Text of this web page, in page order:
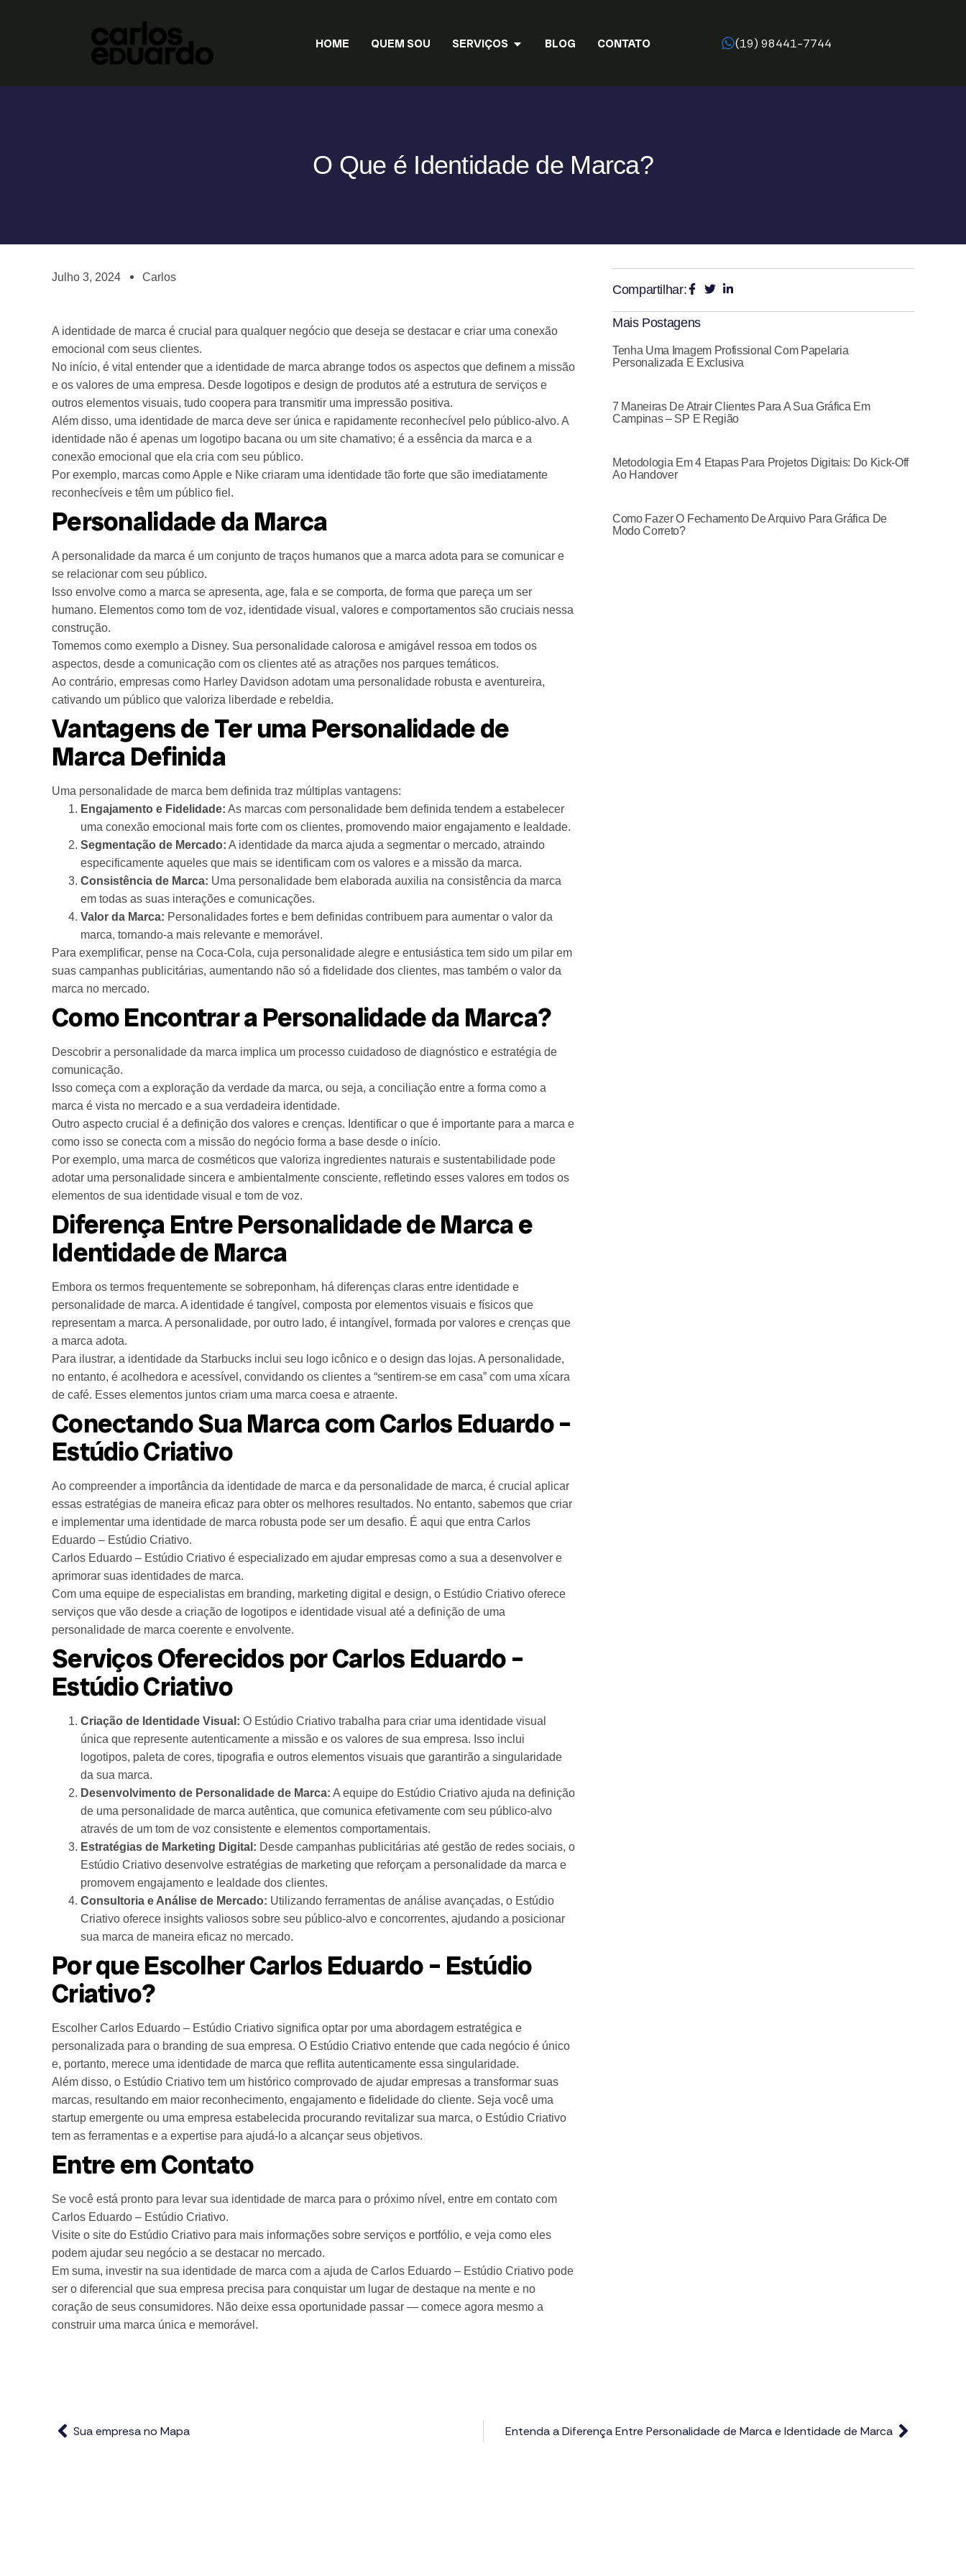
HOME QUEM SOU SERVIÇOS BLOG CONTATO (19) 98441-7744
O Que é Identidade de Marca?
Julho 3, 2024 Carlos
A identidade de marca é crucial para qualquer negócio que deseja se destacar e criar uma conexão
emocional com seus clientes.
No início, é vital entender que a identidade de marca abrange todos os aspectos que definem a missão
e os valores de uma empresa. Desde logotipos e design de produtos até a estrutura de serviços e
outros elementos visuais, tudo coopera para transmitir uma impressão positiva.
Além disso, uma identidade de marca deve ser única e rapidamente reconhecível pelo público-alvo. A
identidade não é apenas um logotipo bacana ou um site chamativo; é a essência da marca e a
conexão emocional que ela cria com seu público.
Por exemplo, marcas como Apple e Nike criaram uma identidade tão forte que são imediatamente
reconhecíveis e têm um público fiel.
Personalidade da Marca
A personalidade da marca é um conjunto de traços humanos que a marca adota para se comunicar e
se relacionar com seu público.
Isso envolve como a marca se apresenta, age, fala e se comporta, de forma que pareça um ser
humano. Elementos como tom de voz, identidade visual, valores e comportamentos são cruciais nessa
construção.
Tomemos como exemplo a Disney. Sua personalidade calorosa e amigável ressoa em todos os
aspectos, desde a comunicação com os clientes até as atrações nos parques temáticos.
Ao contrário, empresas como Harley Davidson adotam uma personalidade robusta e aventureira,
cativando um público que valoriza liberdade e rebeldia.
Vantagens de Ter uma Personalidade de
Marca Definida
Uma personalidade de marca bem definida traz múltiplas vantagens:
Engajamento e Fidelidade: As marcas com personalidade bem definida tendem a estabelecer
uma conexão emocional mais forte com os clientes, promovendo maior engajamento e lealdade.
Segmentação de Mercado: A identidade da marca ajuda a segmentar o mercado, atraindo
especificamente aqueles que mais se identificam com os valores e a missão da marca.
Consistência de Marca: Uma personalidade bem elaborada auxilia na consistência da marca
em todas as suas interações e comunicações.
Valor da Marca: Personalidades fortes e bem definidas contribuem para aumentar o valor da
marca, tornando-a mais relevante e memorável.
Para exemplificar, pense na Coca-Cola, cuja personalidade alegre e entusiástica tem sido um pilar em
suas campanhas publicitárias, aumentando não só a fidelidade dos clientes, mas também o valor da
marca no mercado.
Como Encontrar a Personalidade da Marca?
Descobrir a personalidade da marca implica um processo cuidadoso de diagnóstico e estratégia de
comunicação.
Isso começa com a exploração da verdade da marca, ou seja, a conciliação entre a forma como a
marca é vista no mercado e a sua verdadeira identidade.
Outro aspecto crucial é a definição dos valores e crenças. Identificar o que é importante para a marca e
como isso se conecta com a missão do negócio forma a base desde o início.
Por exemplo, uma marca de cosméticos que valoriza ingredientes naturais e sustentabilidade pode
adotar uma personalidade sincera e ambientalmente consciente, refletindo esses valores em todos os
elementos de sua identidade visual e tom de voz.
Diferença Entre Personalidade de Marca e
Identidade de Marca
Embora os termos frequentemente se sobreponham, há diferenças claras entre identidade e
personalidade de marca. A identidade é tangível, composta por elementos visuais e físicos que
representam a marca. A personalidade, por outro lado, é intangível, formada por valores e crenças que
a marca adota.
Para ilustrar, a identidade da Starbucks inclui seu logo icônico e o design das lojas. A personalidade,
no entanto, é acolhedora e acessível, convidando os clientes a “sentirem-se em casa” com uma xícara
de café. Esses elementos juntos criam uma marca coesa e atraente.
Conectando Sua Marca com Carlos Eduardo –
Estúdio Criativo
Ao compreender a importância da identidade de marca e da personalidade de marca, é crucial aplicar
essas estratégias de maneira eficaz para obter os melhores resultados. No entanto, sabemos que criar
e implementar uma identidade de marca robusta pode ser um desafio. É aqui que entra Carlos
Eduardo – Estúdio Criativo.
Carlos Eduardo – Estúdio Criativo é especializado em ajudar empresas como a sua a desenvolver e
aprimorar suas identidades de marca.
Com uma equipe de especialistas em branding, marketing digital e design, o Estúdio Criativo oferece
serviços que vão desde a criação de logotipos e identidade visual até a definição de uma
personalidade de marca coerente e envolvente.
Serviços Oferecidos por Carlos Eduardo –
Estúdio Criativo
Criação de Identidade Visual: O Estúdio Criativo trabalha para criar uma identidade visual
única que represente autenticamente a missão e os valores de sua empresa. Isso inclui
logotipos, paleta de cores, tipografia e outros elementos visuais que garantirão a singularidade
da sua marca.
Desenvolvimento de Personalidade de Marca: A equipe do Estúdio Criativo ajuda na definição
de uma personalidade de marca autêntica, que comunica efetivamente com seu público-alvo
através de um tom de voz consistente e elementos comportamentais.
Estratégias de Marketing Digital: Desde campanhas publicitárias até gestão de redes sociais, o
Estúdio Criativo desenvolve estratégias de marketing que reforçam a personalidade da marca e
promovem engajamento e lealdade dos clientes.
Consultoria e Análise de Mercado: Utilizando ferramentas de análise avançadas, o Estúdio
Criativo oferece insights valiosos sobre seu público-alvo e concorrentes, ajudando a posicionar
sua marca de maneira eficaz no mercado.
Por que Escolher Carlos Eduardo – Estúdio
Criativo?
Escolher Carlos Eduardo – Estúdio Criativo significa optar por uma abordagem estratégica e
personalizada para o branding de sua empresa. O Estúdio Criativo entende que cada negócio é único
e, portanto, merece uma identidade de marca que reflita autenticamente essa singularidade.
Além disso, o Estúdio Criativo tem um histórico comprovado de ajudar empresas a transformar suas
marcas, resultando em maior reconhecimento, engajamento e fidelidade do cliente. Seja você uma
startup emergente ou uma empresa estabelecida procurando revitalizar sua marca, o Estúdio Criativo
tem as ferramentas e a expertise para ajudá-lo a alcançar seus objetivos.
Entre em Contato
Se você está pronto para levar sua identidade de marca para o próximo nível, entre em contato com
Carlos Eduardo – Estúdio Criativo.
Visite o site do Estúdio Criativo para mais informações sobre serviços e portfólio, e veja como eles
podem ajudar seu negócio a se destacar no mercado.
Em suma, investir na sua identidade de marca com a ajuda de Carlos Eduardo – Estúdio Criativo pode
ser o diferencial que sua empresa precisa para conquistar um lugar de destaque na mente e no
coração de seus consumidores. Não deixe essa oportunidade passar — comece agora mesmo a
construir uma marca única e memorável.
Compartilhar:
Mais Postagens
Tenha Uma Imagem Profissional Com Papelaria
Personalizada E Exclusiva
7 Maneiras De Atrair Clientes Para A Sua Gráfica Em
Campinas – SP E Região
Metodologia Em 4 Etapas Para Projetos Digitais: Do Kick-Off
Ao Handover
Como Fazer O Fechamento De Arquivo Para Gráfica De
Modo Correto?
Sua empresa no Mapa Entenda a Diferença Entre Personalidade de Marca e Identidade de Marca